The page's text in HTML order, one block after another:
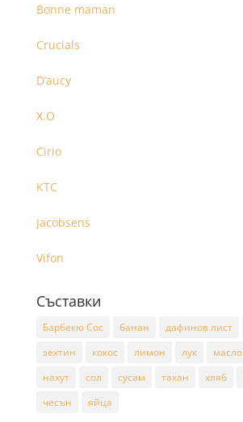
Bonne maman
Crucials
D’aucy
X.O
Cirio
KTC
Jacobsens
Vifon
Съставки
Барбекю Сос банан дафинов лист
зехтин
кокос лимон лук масло
нахут
сол сусам тахан хляб
чесън
яйца